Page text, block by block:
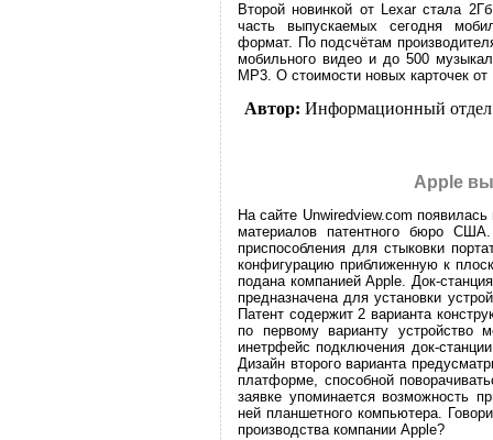
Второй новинкой от Lexar стала
часть выпускаемых сегодня
формат. По подсчётам
мобильного видео и до 500
MP3. О стоимости новых карточек
Автор: Информационный отдел
Apple
На сайте Unwiredview.com
материалов патентного бюро
приспособления для стыковки
конфигурацию приближенную к
подана компанией Apple. Док-
предназначена для установки
Патент содержит 2 варианта
по первому варианту устройство
инетрфейс подключения док-
Дизайн второго варианта
платформе, способной
заявке упоминается возможность
ней планшетного компьютера.
производства компании Apple?